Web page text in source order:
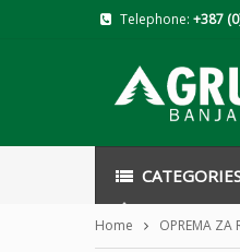
Telephone: +387
Home OPREMA ZA